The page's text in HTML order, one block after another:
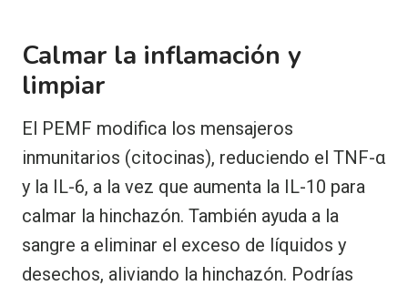
Calmar la inflamación y
limpiar
El PEMF modifica los mensajeros
inmunitarios (citocinas), reduciendo el TNF-α
y la IL-6, a la vez que aumenta la IL-10 para
calmar la hinchazón. También ayuda a la
sangre a eliminar el exceso de líquidos y
desechos, aliviando la hinchazón. Podrías